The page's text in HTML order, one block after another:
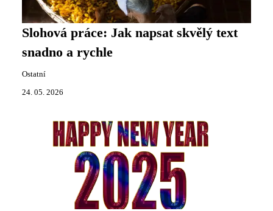
Slohová práce: Jak napsat skvělý text
snadno a rychle
Ostatní
24. 05. 2026